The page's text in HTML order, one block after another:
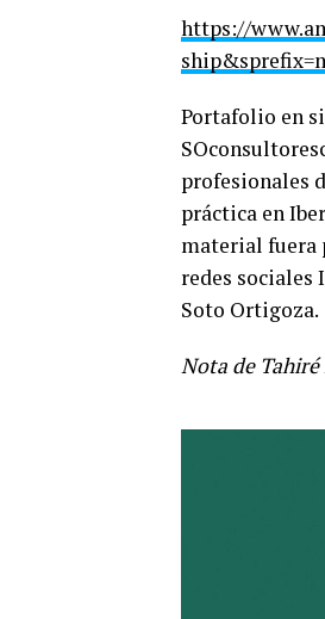
https://
Portafolio en
profesionales
práctica en
material fuera
redes sociales
Soto Ortigoza.
Nota de Tahiré